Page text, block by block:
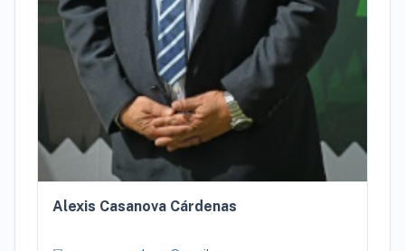
Alexis Casanova Cárdenas